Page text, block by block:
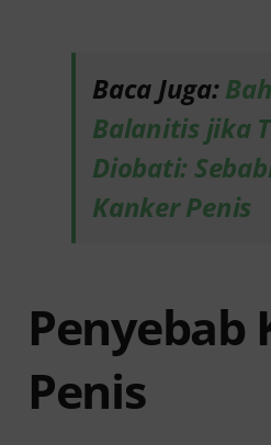
Baca Juga:
Balanitis jika
Diobati:
Kanker Penis
Penyebab
Penis